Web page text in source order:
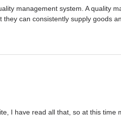
management system. A quality
can consistently supply goods
I have read all that, so at this time